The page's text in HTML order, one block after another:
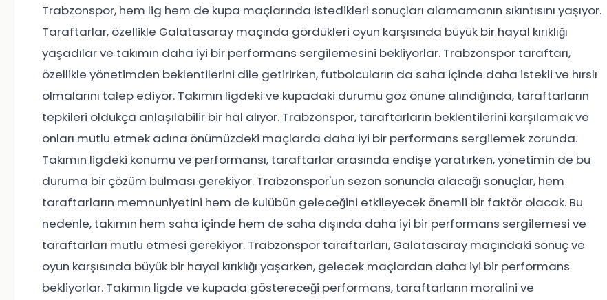
Trabzonspor, hem lig hem de kupa maçlarında istedikleri sonuçları alamamanın sıkıntısını yaşıyor.
Taraftarlar, özellikle Galatasaray maçında gördükleri oyun karşısında büyük bir hayal kırıklığı
yaşadılar ve takımın daha iyi bir performans sergilemesini bekliyorlar. Trabzonspor taraftarı,
özellikle yönetimden beklentilerini dile getirirken, futbolcuların da saha içinde daha istekli ve hırslı
olmalarını talep ediyor. Takımın ligdeki ve kupadaki durumu göz önüne alındığında, taraftarların
tepkileri oldukça anlaşılabilir bir hal alıyor. Trabzonspor, taraftarların beklentilerini karşılamak ve
onları mutlu etmek adına önümüzdeki maçlarda daha iyi bir performans sergilemek zorunda.
Takımın ligdeki konumu ve performansı, taraftarlar arasında endişe yaratırken, yönetimin de bu
duruma bir çözüm bulması gerekiyor. Trabzonspor'un sezon sonunda alacağı sonuçlar, hem
taraftarların memnuniyetini hem de kulübün geleceğini etkileyecek önemli bir faktör olacak. Bu
nedenle, takımın hem saha içinde hem de saha dışında daha iyi bir performans sergilemesi ve
taraftarları mutlu etmesi gerekiyor. Trabzonspor taraftarları, Galatasaray maçındaki sonuç ve
oyun karşısında büyük bir hayal kırıklığı yaşarken, gelecek maçlardan daha iyi bir performans
bekliyorlar. Takımın ligde ve kupada göstereceği performans, taraftarların moralini ve